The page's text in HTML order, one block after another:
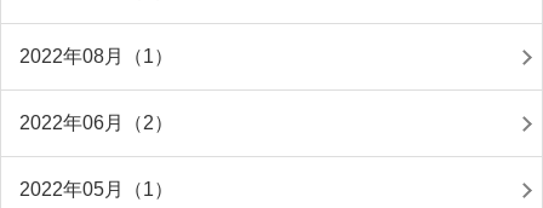
2022年08月（1）
2022年06月（2）
2022年05月（1）